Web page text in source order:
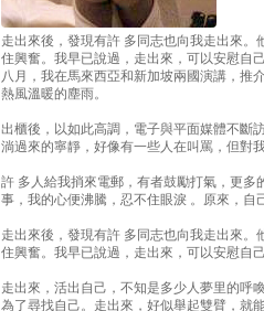
走出來後，發現有許 多同志也向我走出來
住興奮。我早已說過，走出來，可以安慰自
八月，我在馬來西亞和新加坡兩國演講，推
熱風溫暖的塵雨。
出櫃後，以如此高調，電子與平面媒體不斷
淌過來的寧靜，好像有一些人在叫罵，但對
許 多人給我捎來電郵，有者鼓勵打氣，更
事，我的心便沸騰，忍不住眼淚 。原來，自
走出來後，發現有許 多同志也向我走出來
住興奮。我早已說過，走出來，可以安慰自
走出來，活出自己，不知是多少人夢里的呼
為了尋找自己。走出來，好似舉起雙臂，就